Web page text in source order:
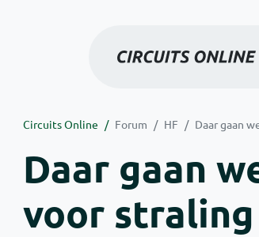
Circuits Online Forum HF Daar gaan
Daar gaan
voor